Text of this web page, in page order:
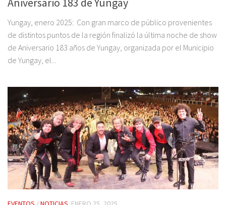
Yungay, enero 2025: Con gran marco de público provenientes
de distintos puntos de la región finalizó la última noche de show
de Aniversario 183 años de Yungay, organizada por el Municipio
de Yungay, el...